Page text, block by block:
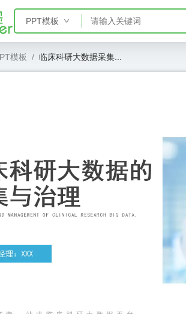
PPT模板
模板 / 临床科研大数据采集...